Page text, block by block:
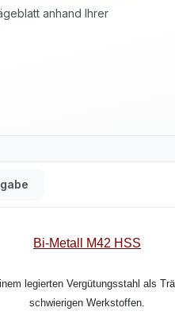
anhand Ihrer
Bi-Metall M42 HSS
legierten Vergütungsstahl als
schwierigen Werkstoffen.